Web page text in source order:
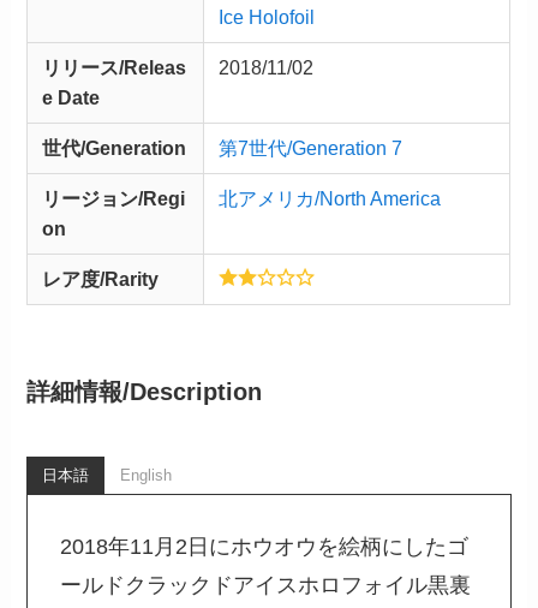
Ice Holofoil
リリース/Releas
e Date
2018/11/02
世代/Generation 第7世代/Generation 7
リージョン/Regi
on
北アメリカ/North America
レア度/Rarity
詳細情報/Description
日本語 English
2018年11月2日にホウオウを絵柄にしたゴ
ールドクラックドアイスホロフォイル黒裏